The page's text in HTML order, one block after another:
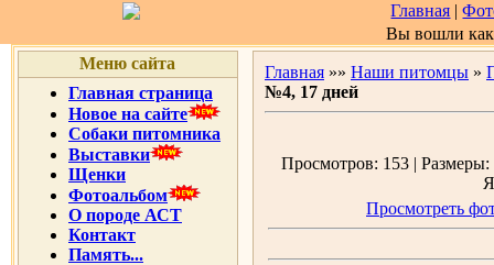
Главная |
Вы вошли
Меню сайта
Главная страница
Новое на сайте
Собаки питомника
Выставки
Щенки
Фотоальбом
О породе АСТ
Контакт
Память...
Главная »» Наши питомцы »
№4, 17 дней
Просмотров: 153 |
Просмотреть